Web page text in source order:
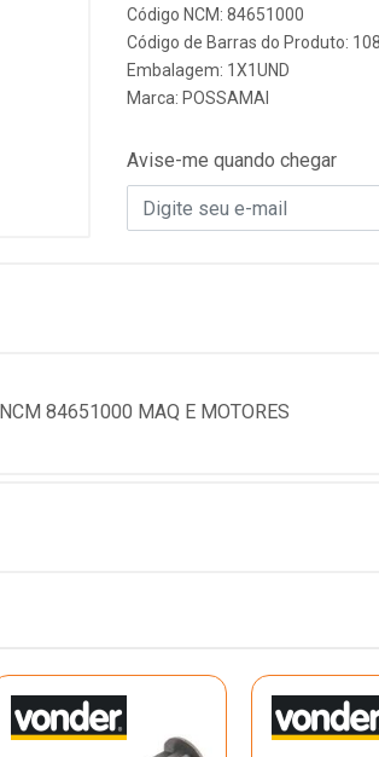
Código NCM: 84651000
Código de Barras do Produto:
Embalagem: 1X1UND
Marca: POSSAMAI
Avise-me quando chegar
84651000 MAQ E MOTORES